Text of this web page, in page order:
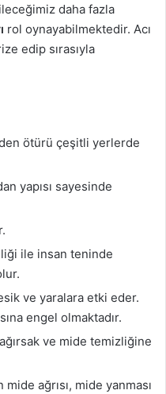
daha fazla
rol oynayabilmektedir. Acı
edip sırasıyla
ötürü çeşitli yerlerde
yapısı sayesinde
ile insan teninde
ve yaralara etki eder.
engel olmaktadır.
ve mide temizliğine
ağrısı, mide yanması